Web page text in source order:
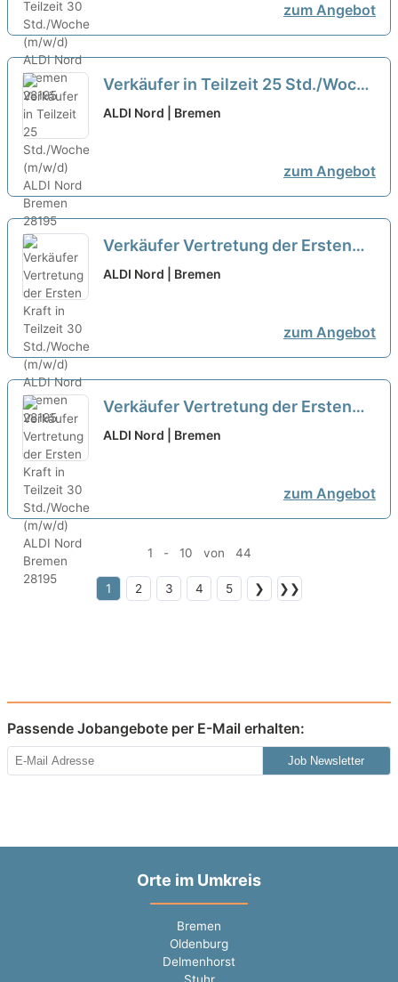
zum Angebot
Verkäufer in Teilzeit 25 Std./Woche
(m/w/d) neu
ALDI Nord | Bremen
zum Angebot
Verkäufer Vertretung der Ersten
Kraft in Teilzeit 30 Std./Woche
ALDI Nord | Bremen
zum Angebot
Verkäufer Vertretung der Ersten
Kraft in Teilzeit 30 Std./Woche
ALDI Nord | Bremen
zum Angebot
1 - 10 von 44
1 2 3 4 5 ❯ ❯❯
Passende Jobangebote per E-Mail erhalten:
Job Newsletter
Orte im Umkreis
Bremen
Oldenburg
Delmenhorst